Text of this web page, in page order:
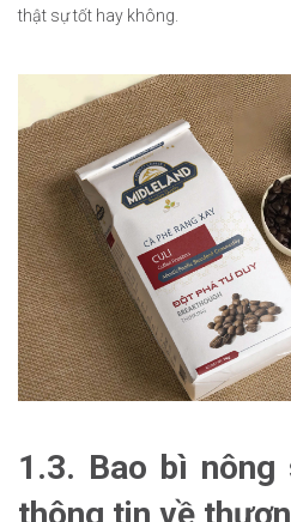
thật sự tốt hay không.
1.3. Bao bì nông